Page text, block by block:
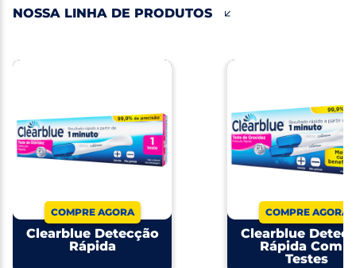
NOSSA LINHA DE PRODUTOS
COMPRE AGORA
Clearblue Detecção
Rápida
COMPRE AGORA
Clearblue
Rápida Com 2
Testes